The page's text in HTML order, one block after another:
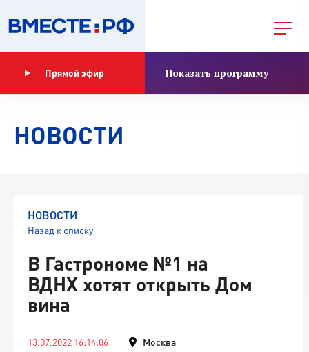
Прямой эфир Показать программу
НОВОСТИ
НОВОСТИ
Назад к списку
В Гастрономе №1 на
ВДНХ хотят открыть Дом
вина
13.07.2022 16:14:06 Москва